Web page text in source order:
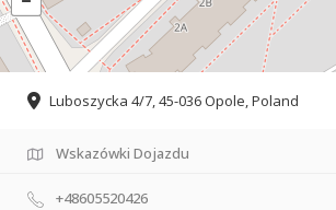
Luboszycka 4/7, 45-036 Opole, Poland
Wskazówki Dojazdu
+48605520426